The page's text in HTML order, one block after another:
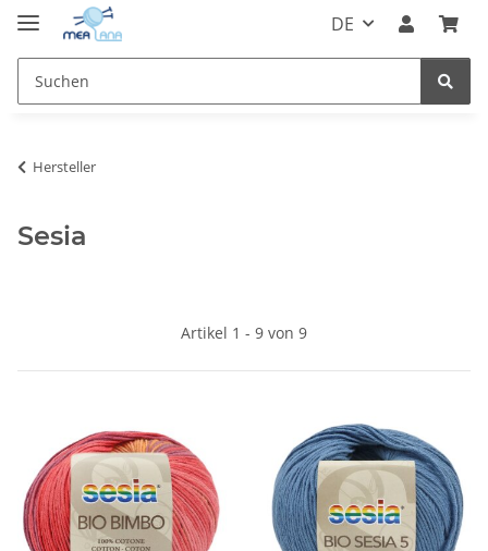
DE
Hersteller
Sesia
Artikel 1 - 9 von 9